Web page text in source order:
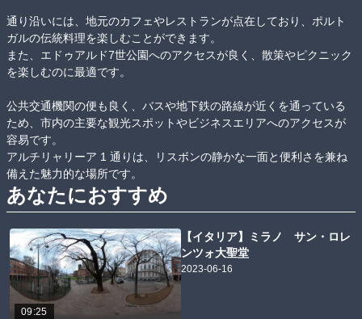
通り沿いには、地元のカフェやレストランが点在しており、ポルト
ガルの伝統料理を楽しむことができます。
また、エドゥアルド7世公園へのアクセスが良く、散策やピクニック
を楽しむのに最適です。
公共交通機関の便も良く、バスや地下鉄の路線が近くを通っている
ため、市内の主要な観光スポットやビジネスエリアへのアクセスが
容易です。
アルチリャリーア 1 通りは、リスボンの静かな一面と便利さを兼ね
備えた魅力的な場所です。
あなたにおすすめ
09:25
【イタリア】ミラノ サン・ロレ
ンツォ大聖堂
2023-06-16